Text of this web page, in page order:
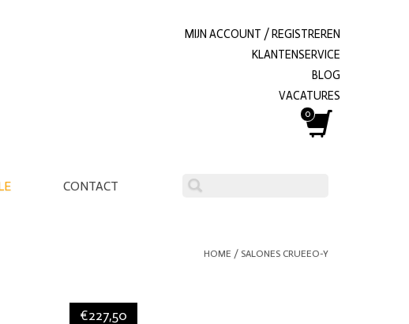
MIJN ACCOUNT / REGISTREREN
KLANTENSERVICE
BLOG
VACATURES
0
CONTACT
HOME / SALONES CRUEEO-Y
€227,50